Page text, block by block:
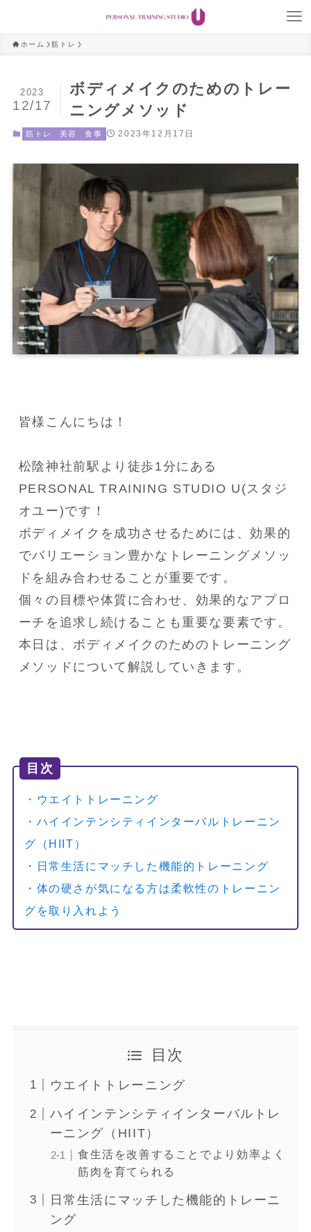
ホーム 筋トレ
ボディメイクのためのトレー
ニングメソッド
2023
12/17
筋トレ 美容 食事 2023年12月17日
皆様こんにちは！
松陰神社前駅より徒歩1分にある
PERSONAL TRAINING STUDIO U(スタジ
オユー)です！
ボディメイクを成功させるためには、効果的
でバリエーション豊かなトレーニングメソッ
ドを組み合わせることが重要です。
個々の目標や体質に合わせ、効果的なアプロ
ーチを追求し続けることも重要な要素です。
本日は、ボディメイクのためのトレーニング
メソッドについて解説していきます。
目次
・ウエイトトレーニング
・ハイインテンシティインターバルトレーニン
グ（HIIT）
・日常生活にマッチした機能的トレーニング
・体の硬さが気になる方は柔軟性のトレーニン
グを取り入れよう
目次
ウエイトトレーニング
ハイインテンシティインターバルトレ
ーニング（HIIT）
食生活を改善することでより効率よく
筋肉を育てられる
日常生活にマッチした機能的トレーニ
ング